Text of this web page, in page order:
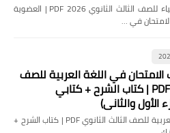
📘 تحميل كتاب الامتحان في الكيمياء للصف الثالث الثانوي 2026 PDF | العضوية
في …
في اللغة العربية للصف
الثالث الثانوي PDF | كتاب الشرح + كتابي
الأول والثاني)
📘 تحميل كتاب الامتحان في اللغة العربية للصف الثالث الثانوي PDF | كتاب الشرح +